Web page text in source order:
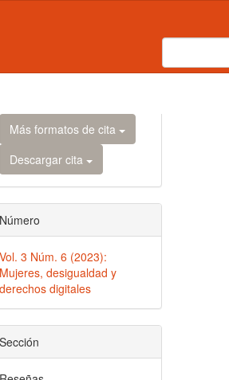
Más formatos de cita
Descargar cita
Número
Vol. 3 Núm. 6 (2023):
Mujeres, desigualdad y
derechos digitales
Sección